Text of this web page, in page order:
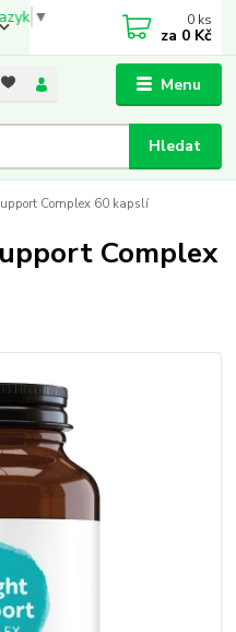
▼
Menu
Hledat
0 ks
za 0 Kč
Complex 60 kapslí
Complex